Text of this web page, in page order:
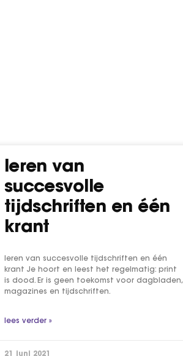
leren van
succesvolle
tijdschriften en één
krant
leren van succesvolle tijdschriften en één
krant Je hoort en leest het regelmatig: print
is dood. Er is geen toekomst voor dagbladen,
magazines en tijdschriften.
lees verder »
21 juni 2021